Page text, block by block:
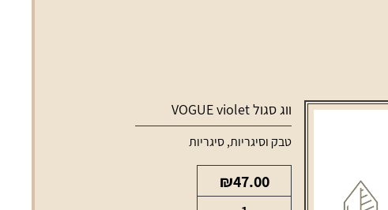
ווג סגול VOGUE violet
טבק וסיגריות,סיגריות
₪47.00